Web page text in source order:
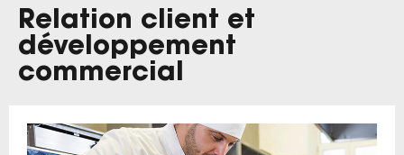
Relation client et
développement
commercial